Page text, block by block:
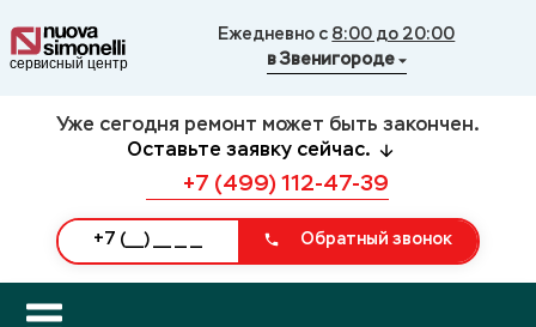
Ежедневно с 8:00 до 20:00
в Звенигороде
Уже сегодня ремонт может быть закончен.
Оставьте заявку сейчас.
+7 (499) 112-47-39
Обратный звонок